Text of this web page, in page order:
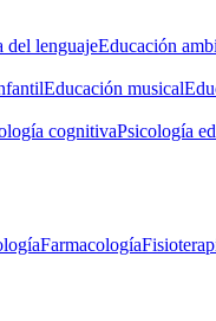
del lenguajeEducación
Educación musical
cognitivaPsicología
Farmacología